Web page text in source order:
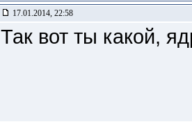
17.01.2014, 22:58
Так вот ты какой,